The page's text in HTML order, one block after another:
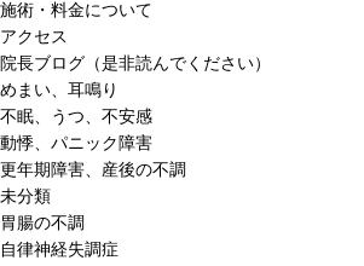
施術・料金について
アクセス
院長ブログ（是非読んでください）
めまい、耳鳴り
不眠、うつ、不安感
動悸、パニック障害
更年期障害、産後の不調
未分類
胃腸の不調
自律神経失調症